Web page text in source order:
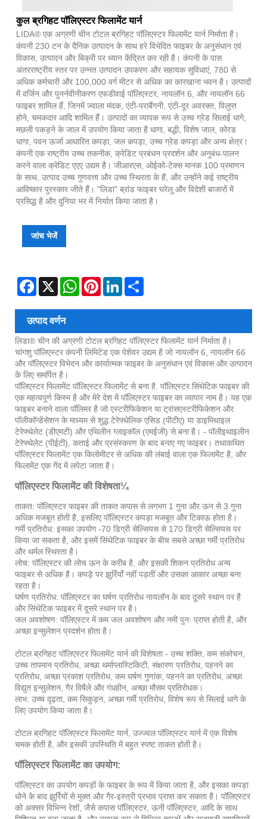
कुल ब्रगिहट पॉलिएस्टर फिलामेंट यार्न
LIDA® एक अग्रणी चीन टोटल ब्रगिहट पॉलिएस्टर फिलामेंट यार्न निर्माता है।
कंपनी 230 टन के दैनिक उत्पादन के साथ हरे विभेदित फाइबर के अनुसंधान एवं
विकास, उत्पादन और बिक्री पर ध्यान केंद्रित कर रही है। कंपनी के पास
अंतरराष्ट्रीय स्तर पर उन्नत उत्पादन उपकरण और सहायक सुविधाएं, 780 से
अधिक कर्मचारी और 100,000 वर्ग मीटर से अधिक का कारखाना भवन है। उत्पादों
में वर्जिन और पुनर्नवीनीकरण एफडीवाई पॉलिएस्टर, नायलॉन 6, और नायलॉन 66
फाइबर शामिल हैं, जिनमें ज्वाला मंदक, एंटी-पराबैंगनी, एंटी-दूर अवरक्त, विलुप्त
होने, चमकदार आदि शामिल हैं। उत्पादों का व्यापक रूप से उच्च ग्रेड सिलाई धागे,
मछली पकड़ने के जाल में उपयोग किया जाता है धागा, बद्धी, विशेष जाल, कोरड
धागा, पवन ऊर्जा आधारित कपड़ा, जल कपड़ा, उच्च ग्रेड कपड़ा और अन्य क्षेत्र।
कंपनी एक राष्ट्रीय उच्च तकनीक, क्रेडिट प्रबंधन प्रदर्शन और अनुबंध-पालन
करने वाला क्रेडिट एएए उद्यम है। जीआरएस, ओईको-टेक्स मानक 100 प्रमाणन
के साथ, उत्पाद उच्च गुणवत्ता और उच्च स्थिरता के हैं, और उन्होंने कई राष्ट्रीय
आविष्कार पुरस्कार जीते हैं। "लिडा" ब्रांड फाइबर घरेलू और विदेशी बाजारों में
प्रसिद्ध है और दुनिया भर में निर्यात किया जाता है।
जांच भेजें
Facebook
X WhatsAppPinterestLinkedIn
उत्पाद वर्णन
लिडा® चीन की अग्रणी टोटल ब्रगिहट पॉलिएस्टर फिलामेंट यार्न निर्माता है।
चांगशु पॉलिएस्टर कंपनी लिमिटेड एक पेशेवर उद्यम है जो नायलॉन 6, नायलॉन 66
और पॉलिएस्टर विभेदन और कार्यात्मक फाइबर के अनुसंधान एवं विकास और उत्पादन
के लिए समर्पित है।
पॉलिएस्टर फिलामेंट पॉलिएस्टर फिलामेंट से बना है. पॉलिएस्टर सिंथेटिक फाइबर की
एक महत्वपूर्ण किस्म है और मेरे देश में पॉलिएस्टर फाइबर का व्यापार नाम है। यह एक
फाइबर बनाने वाला पॉलिमर है जो एस्टरीफिकेशन या ट्रांसएस्टरीफिकेशन और
पॉलीकॉन्डेंसेशन के माध्यम से शुद्ध टेरेफ्थेलिक एसिड (पीटीए) या डाइमिथाइल
टेरेफ्थेलेट (डीएमटी) और एथिलीन ग्लाइकॉल (एमईजी) से बना है। - पॉलीइथाइलीन
टेरेफ्थेलेट (पीईटी), कताई और प्रसंस्करण के बाद बनाए गए फाइबर। तथाकथित
पॉलिएस्टर फिलामेंट एक किलोमीटर से अधिक की लंबाई वाला एक फिलामेंट है, और
फिलामेंट एक गेंद में लपेटा जाता है।
पॉलिएस्टर फिलामेंट की विशेषता¼
ताकत: पॉलिएस्टर फाइबर की ताकत कपास से लगभग 1 गुना और ऊन से 3 गुना
अधिक मजबूत होती है, इसलिए पॉलिएस्टर कपड़ा मजबूत और टिकाऊ होता है।
गर्मी प्रतिरोध: इसका उपयोग -70 डिग्री सेल्सियस से 170 डिग्री सेल्सियस पर
किया जा सकता है, और इसमें सिंथेटिक फाइबर के बीच सबसे अच्छा गर्मी प्रतिरोध
और थर्मल स्थिरता है।
लोच: पॉलिएस्टर की लोच ऊन के करीब है, और इसकी शिकन प्रतिरोध अन्य
फाइबर से अधिक है। कपड़े पर झुर्रियाँ नहीं पड़तीं और उसका आकार अच्छा बना
रहता है।
घर्षण प्रतिरोध: पॉलिएस्टर का घर्षण प्रतिरोध नायलॉन के बाद दूसरे स्थान पर है
और सिंथेटिक फाइबर में दूसरे स्थान पर है।
जल अवशोषण: पॉलिएस्टर में कम जल अवशोषण और नमी पुनः प्राप्त होती है, और
अच्छा इन्सुलेशन प्रदर्शन होता है।
टोटल ब्रगिहट पॉलिएस्टर फिलामेंट यार्न की विशेषता - उच्च शक्ति, कम संकोचन,
उच्च तापमान प्रतिरोध, अच्छा थर्माप्लास्टिकिटी, संक्षारण प्रतिरोध, पहनने का
प्रतिरोध, अच्छा प्रकाश प्रतिरोध, कम घर्षण गुणांक, पहनने का प्रतिरोध, अच्छा
विद्युत इन्सुलेशन, गैर विषैले और गंधहीन, अच्छा मौसम प्रतिरोधक।
लाभ: उच्च दृढ़ता, कम सिकुड़न, अच्छा गर्मी प्रतिरोध, विशेष रूप से सिलाई धागे के
लिए उपयोग किया जाता है।
टोटल ब्रगिहट पॉलिएस्टर फिलामेंट यार्न, उज्ज्वल पॉलिएस्टर यार्न में एक विशेष
चमक होती है, और इसकी उपस्थिति में बहुत स्पष्ट ताकत होती है।
पॉलिएस्टर फिलामेंट का उपयोग:
पॉलिएस्टर का उपयोग कपड़ों के फाइबर के रूप में किया जाता है, और इसका कपड़ा
धोने के बाद झुर्रियों से मुक्त और गैर-इस्त्री प्रभाव प्राप्त कर सकता है। पॉलिएस्टर
को अक्सर विभिन्न रेशों, जैसे कपास पॉलिएस्टर, ऊनी पॉलिएस्टर, आदि के साथ